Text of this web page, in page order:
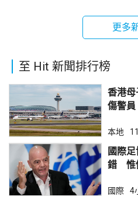
更多
至 Hit 新聞排行榜
香港母
本地
國際
錯 惟
國際 4